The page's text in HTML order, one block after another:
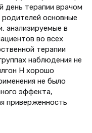
день терапии врачом
основные
анализируемые в
во всех
терапии
наблюдения не
Н хорошо
не было
эффекта,
приверженность